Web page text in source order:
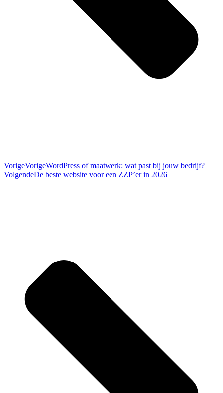
VorigeVorigeWordPress of maatwerk: wat past bij jouw bedrijf?
VolgendeDe beste website voor een ZZP’er in 2026